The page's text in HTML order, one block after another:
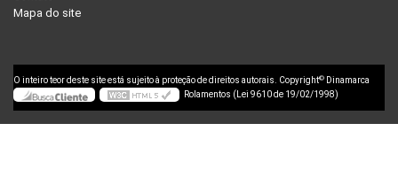
Mapa do site
O inteiro teor deste site está sujeito à proteção de direitos autorais. Copyright© Dinamarca
Rolamentos (Lei 9610 de 19/02/1998)